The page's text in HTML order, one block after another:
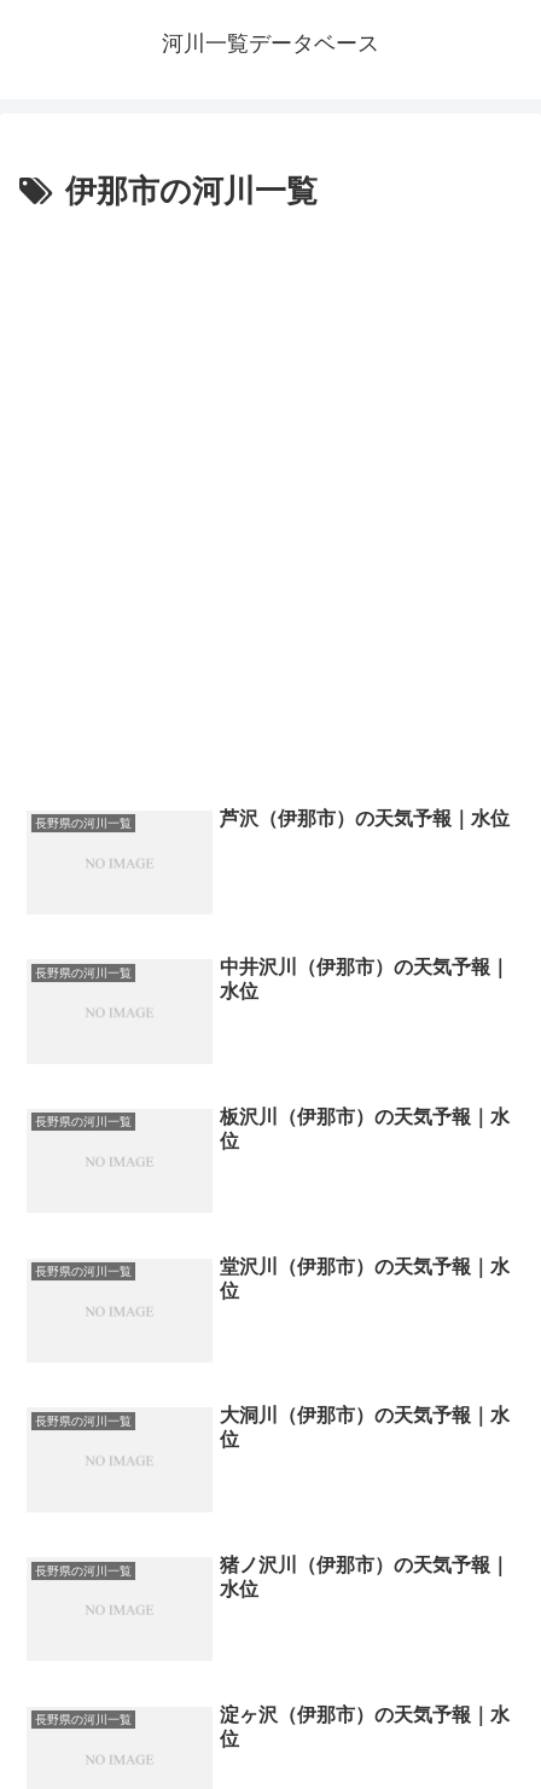
河川一覧データベース
伊那市の河川一覧
長野県の河川一覧 芦沢（伊那市）の天気予報｜水位
長野県の河川一覧
中井沢川（伊那市）の天気予報｜
水位
長野県の河川一覧
板沢川（伊那市）の天気予報｜水
位
長野県の河川一覧
堂沢川（伊那市）の天気予報｜水
位
長野県の河川一覧
大洞川（伊那市）の天気予報｜水
位
長野県の河川一覧
猪ノ沢川（伊那市）の天気予報｜
水位
長野県の河川一覧
淀ヶ沢（伊那市）の天気予報｜水
位